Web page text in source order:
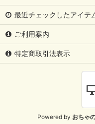
最近チェックしたアイテ
ご利用案内
特定商取引法表示
Powered by おちゃ